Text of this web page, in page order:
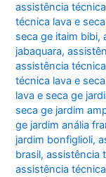
assistência
técnica lava e
seca ge itaim bibi,
jabaquara,
assistência
técnica lava e
lava e seca ge
seca ge jardim
ge jardim anália
jardim bonfiglioli,
brasil,assistência
assistência